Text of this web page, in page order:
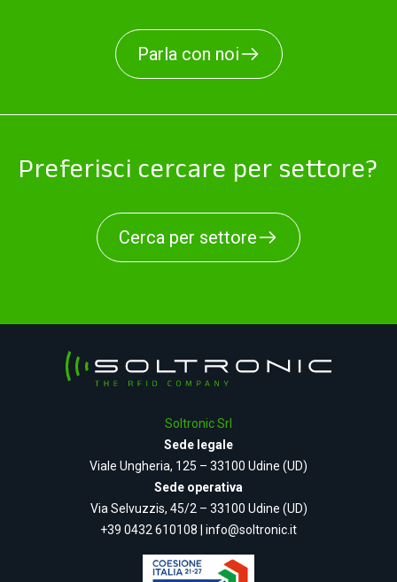
Parla con noi
Preferisci cercare per settore?
Cerca per settore
Soltronic Srl
Sede legale
Viale Ungheria, 125 – 33100 Udine (UD)
Sede operativa
Via Selvuzzis, 45/2 – 33100 Udine (UD)
+39 0432 610108
info@soltronic.it